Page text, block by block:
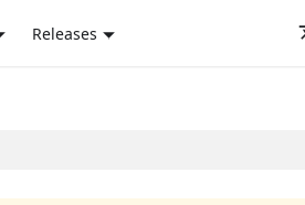
Releases